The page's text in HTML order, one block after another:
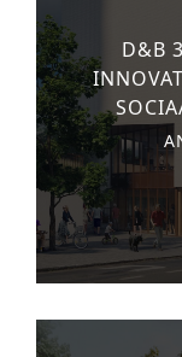
D&B